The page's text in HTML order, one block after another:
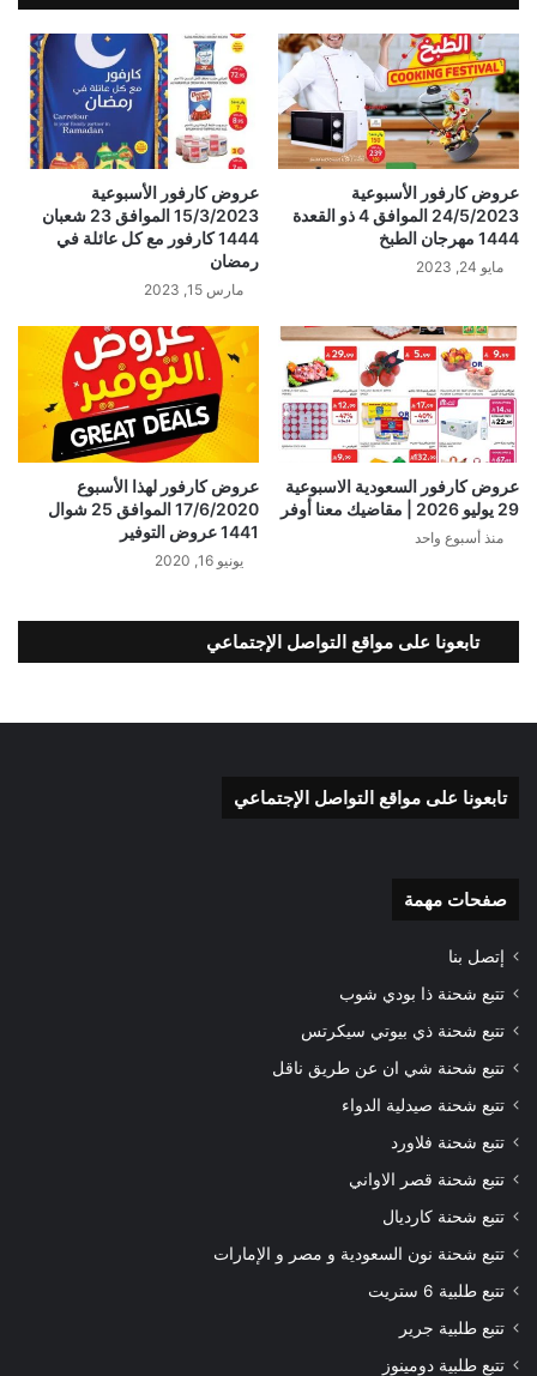
عروض كارفور الأسبوعية
24/5/2023 الموافق 4 ذو القعدة
1444 مهرجان الطبخ
مايو 24, 2023
عروض كارفور الأسبوعية
15/3/2023 الموافق 23 شعبان
1444 كارفور مع كل عائلة في
رمضان
مارس 15, 2023
عروض كارفور السعودية الاسبوعية
29 يوليو 2026 | مقاضيك معنا أوفر
منذ أسبوع واحد
عروض كارفور لهذا الأسبوع
17/6/2020 الموافق 25 شوال
1441 عروض التوفير
يونيو 16, 2020
تابعونا على مواقع التواصل الإجتماعي
تابعونا على مواقع التواصل الإجتماعي
صفحات مهمة
إتصل بنا
تتبع شحنة ذا بودي شوب
تتبع شحنة ذي بيوتي سيكرتس
تتبع شحنة شي ان عن طريق ناقل
تتبع شحنة صيدلية الدواء
تتبع شحنة فلاورد
تتبع شحنة قصر الاواني
تتبع شحنة كارديال
تتبع شحنة نون السعودية و مصر و الإمارات
تتبع طلبية 6 ستريت
تتبع طلبية جرير
تتبع طلبية دومينوز